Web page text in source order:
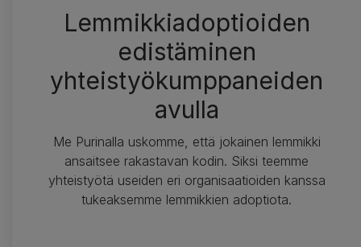
Lemmikkiadoptioiden
edistäminen
yhteistyökumppaneiden
avulla
Me Purinalla uskomme, että jokainen lemmikki
ansaitsee rakastavan kodin. Siksi teemme
yhteistyötä useiden eri organisaatioiden kanssa
tukeaksemme lemmikkien adoptiota.